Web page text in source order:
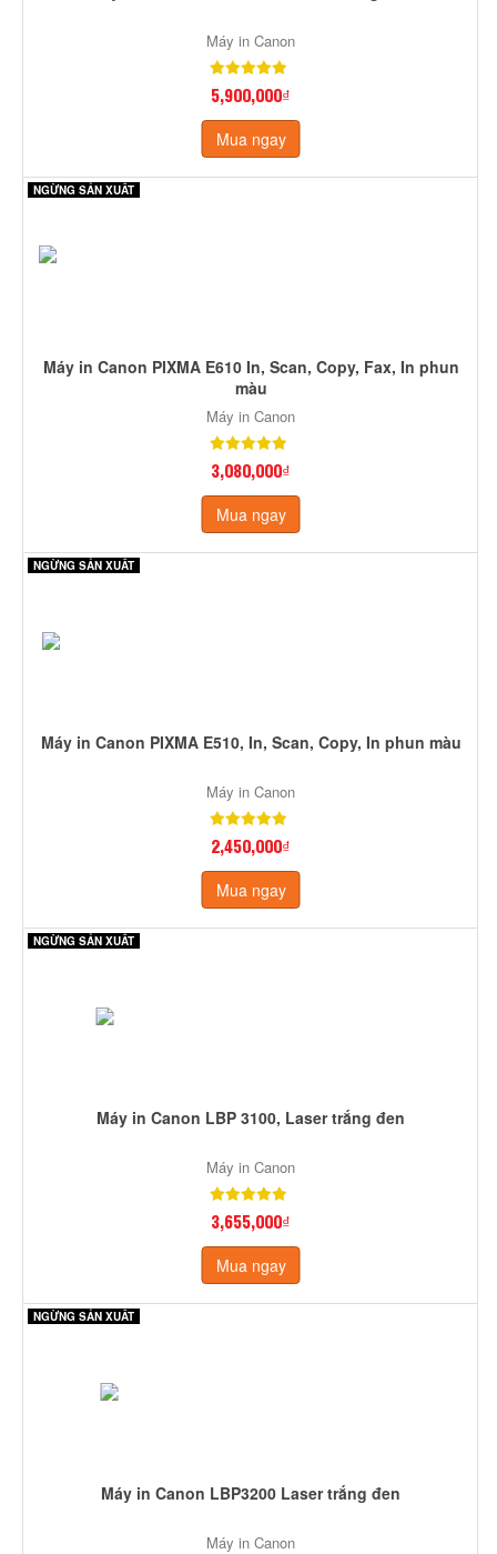
Máy in Canon
5,900,000₫
Mua ngay
NGỪNG SẢN XUẤT
Máy in Canon PIXMA E610 In, Scan, Copy, Fax, In phun
màu
Máy in Canon
3,080,000₫
Mua ngay
NGỪNG SẢN XUẤT
Máy in Canon PIXMA E510, In, Scan, Copy, In phun màu
Máy in Canon
2,450,000₫
Mua ngay
NGỪNG SẢN XUẤT
Máy in Canon LBP 3100, Laser trắng đen
Máy in Canon
3,655,000₫
Mua ngay
NGỪNG SẢN XUẤT
Máy in Canon LBP3200 Laser trắng đen
Máy in Canon